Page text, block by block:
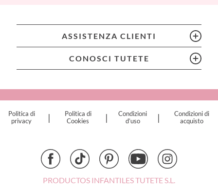
Cristina de Jos'h
Djeco
ASSISTENZA CLIENTI
CONOSCI TUTETE
Politica di
privacy
|
Politica di
Cookies
|
Condizioni
d’uso
|
Condizioni di
acquisto
PRODUCTOS INFANTILES TUTETE S.L.